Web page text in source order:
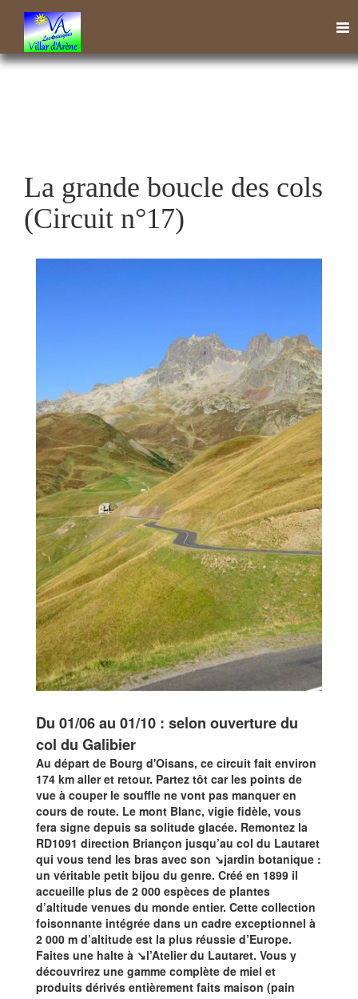
La grande boucle des cols
(Circuit n°17)
Du 01/06 au 01/10 : selon ouverture du
col du Galibier
Au départ de Bourg d'Oisans, ce circuit fait environ
174 km aller et retour. Partez tôt car les points de
vue à couper le souffle ne vont pas manquer en
cours de route. Le mont Blanc, vigie fidèle, vous
fera signe depuis sa solitude glacée. Remontez la
RD1091 direction Briançon jusqu’au col du Lautaret
qui vous tend les bras avec son ↘jardin botanique :
un véritable petit bijou du genre. Créé en 1899 il
accueille plus de 2 000 espèces de plantes
d’altitude venues du monde entier. Cette collection
foisonnante intégrée dans un cadre exceptionnel à
2 000 m d’altitude est la plus réussie d’Europe.
Faites une halte à ↘l’Atelier du Lautaret. Vous y
découvrirez une gamme complète de miel et
produits dérivés entièrement faits maison (pain